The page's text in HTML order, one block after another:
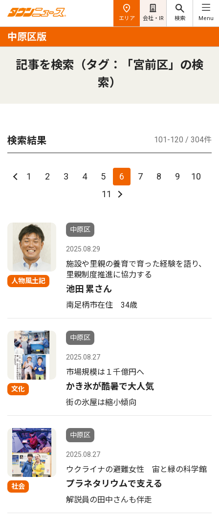
エリア 会社・IR 検索 Menu
中原区版
記事を検索（タグ：「宮前区」の検
索）
検索結果 101-120 / 304件
1 2 3 4 5 6 7 8 9
10
11
人物風土記
中原区
2025.08.29
施設や里親の養育で育った経験を語り、
里親制度推進に協力する
池田 累さん
南足柄市在住 34歳
文化
中原区
2025.08.27
市場規模は１千億円へ
かき氷が酷暑で大人気
街の氷屋は縮小傾向
社会
中原区
2025.08.27
ウクライナの避難女性 宙と緑の科学館
プラネタリウムで支える
解説員の田中さんも伴走